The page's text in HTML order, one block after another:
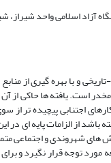
اسلامی واحد شیراز،
و با بهره گیری از
مخدر است. یافته ها حاکی
اجتنابی پیچیده تر از
باشد از الزامات پایه ای
های شهروندی و
توجه قرار نگیرد و